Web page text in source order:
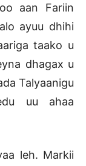
aan Fariin
ayuu dhihi
taako u
dhagax u
Talyaanigu
uu ahaa
leh. Markii